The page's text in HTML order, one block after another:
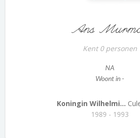
Ans
Kent 0 personen
NA
Woont in -
Koningin Wilhelmi...
1989 - 1993